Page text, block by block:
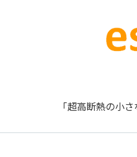
「超高断熱の小